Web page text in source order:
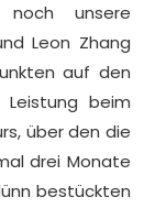
unsere
Leon Zhang
auf den
beim
über den die
drei Monate
bestückten